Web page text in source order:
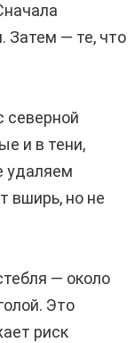
Затем — те, что
северной
и в тени,
удаляем
вширь, но не
— около
Это
риск